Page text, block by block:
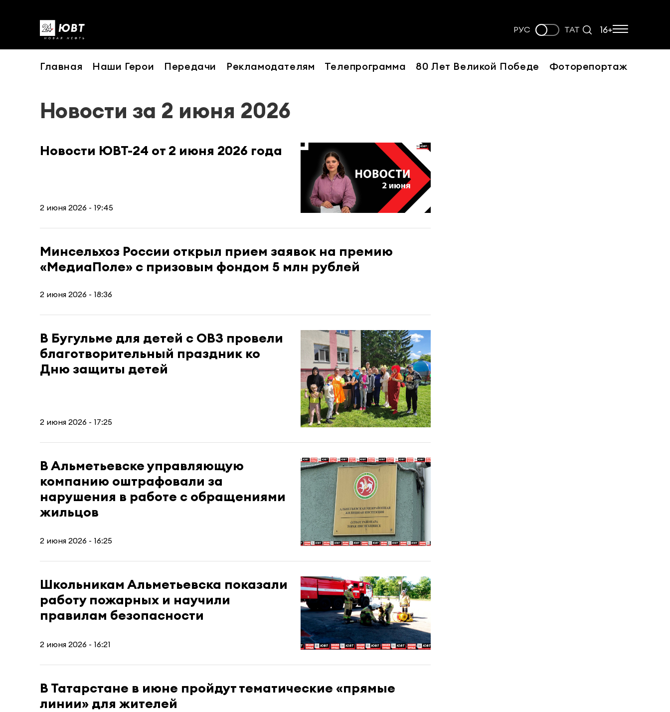
РУС ТАТ 16+
Главная Наши Герои Передачи Рекламодателям Телепрограмма 80 Лет Великой Победе Фоторепортаж
Новости за 2 июня 2026
Новости ЮВТ-24 от 2 июня 2026 года
2 июня 2026 - 19:45
Минсельхоз России открыл прием заявок на премию
«МедиаПоле» с призовым фондом 5 млн рублей
2 июня 2026 - 18:36
В Бугульме для детей с ОВЗ провели
благотворительный праздник ко
Дню защиты детей
2 июня 2026 - 17:25
В Альметьевске управляющую
компанию оштрафовали за
нарушения в работе с обращениями
жильцов
2 июня 2026 - 16:25
Школьникам Альметьевска показали
работу пожарных и научили
правилам безопасности
2 июня 2026 - 16:21
В Татарстане в июне пройдут тематические «прямые
линии» для жителей